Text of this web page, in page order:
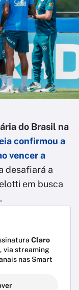
do Brasil na
confirmou a
vencer a
desafiará a
em busca
.
Claro
, via streaming
nas Smart